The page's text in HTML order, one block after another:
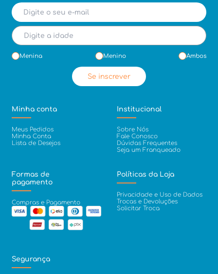
Menina Menino Ambos
Se inscrever
Minha conta
Meus Pedidos
Minha Conta
Lista de Desejos
Institucional
Sobre Nós
Fale Conosco
Dúvidas Frequentes
Seja um Franqueado
Formas de
pagamento
Compras e Pagamento
Políticas da Loja
Privacidade e Uso de Dados
Trocas e Devoluções
Solicitar Troca
Segurança